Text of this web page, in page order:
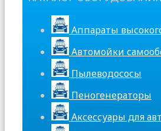
Аппараты
Автомойки
Пылеводососы
Пеногенераторы
Аксессуары для